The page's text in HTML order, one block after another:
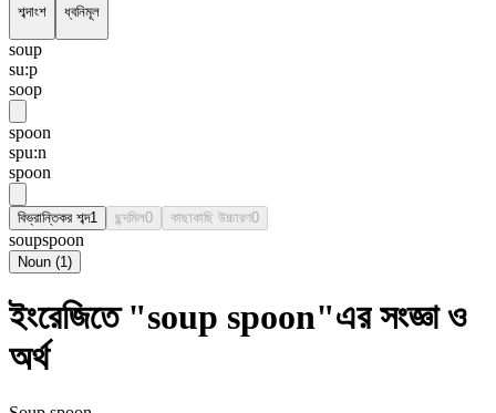
শব্দাংশ ধ্বনিমূল
soup
su:p
soop
spoon
spu:n
spoon
বিভ্রান্তিকর শব্দ1 ছন্দমিল0 কাছাকাছি উচ্চারণ0
soupspoon
Noun (1)
ইংরেজিতে "soup spoon"এর সংজ্ঞা ও
অর্থ